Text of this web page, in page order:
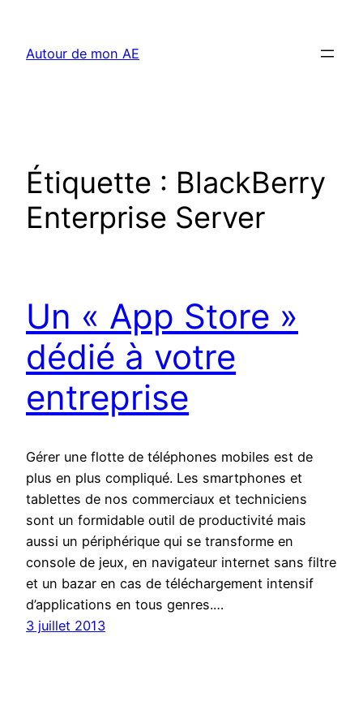
contenu
Autour de mon AE
Étiquette : BlackBerry
Enterprise Server
Un « App Store »
dédié à votre
entreprise
Gérer une flotte de téléphones mobiles est de
plus en plus compliqué. Les smartphones et
tablettes de nos commerciaux et techniciens
sont un formidable outil de productivité mais
aussi un périphérique qui se transforme en
console de jeux, en navigateur internet sans filtre
et un bazar en cas de téléchargement intensif
d’applications en tous genres.…
3 juillet 2013